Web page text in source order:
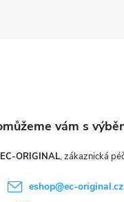
EC-ORIGINAL
eshop@ec-original.cz